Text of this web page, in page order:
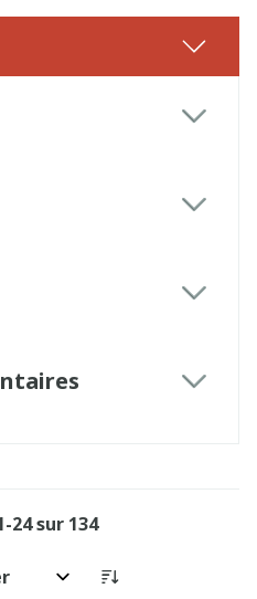
-24sur 134